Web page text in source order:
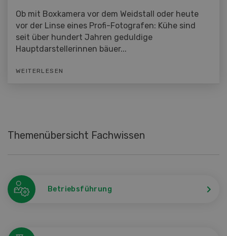
Ob mit Boxkamera vor dem Weidstall oder heute
vor der Linse eines Profi-Fotografen: Kühe sind
seit über hundert Jahren geduldige
Hauptdarstellerinnen bäuer...
WEITERLESEN
Themenübersicht Fachwissen
Betriebsführung